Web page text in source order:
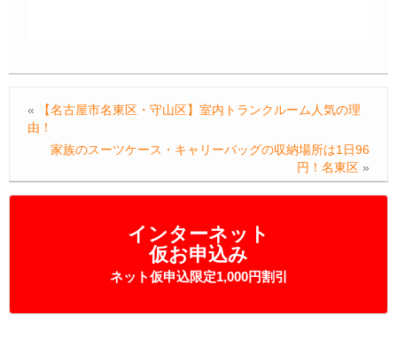
インターネット
仮お申込み
ネット仮申込限定1,000円割引
«
【名古屋市名東区・守山区】室内トランクルーム人気の理
由！
家族のスーツケース・キャリーバッグの収納場所は1日96
円！名東区 »